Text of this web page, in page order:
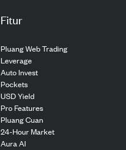
Fitur
Pluang Web Trading
Leverage
Auto Invest
Pockets
USD Yield
Pro Features
Pluang Cuan
24-Hour Market
Aura AI